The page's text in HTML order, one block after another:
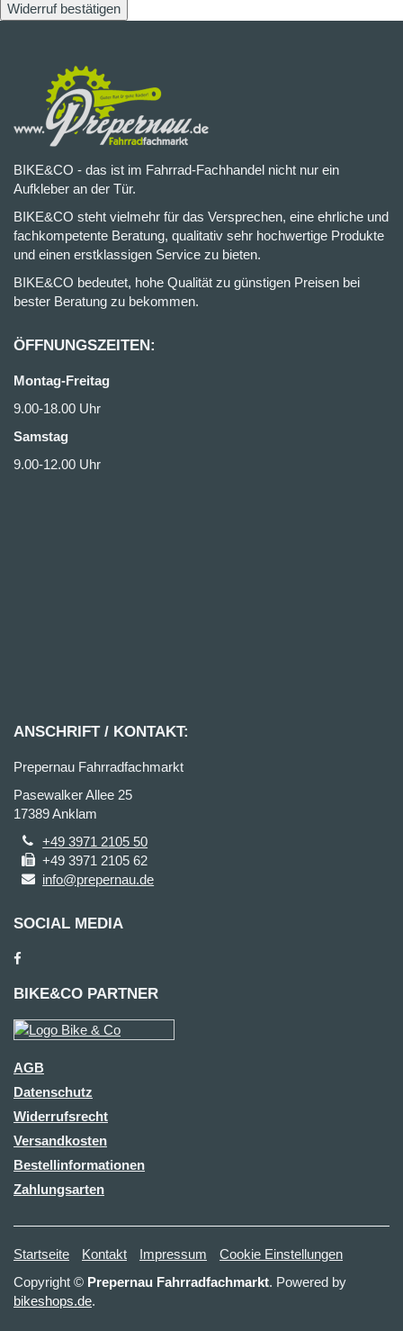
Widerruf bestätigen
BIKE&CO - das ist im Fahrrad-Fachhandel nicht nur ein
Aufkleber an der Tür.
BIKE&CO steht vielmehr für das Versprechen, eine ehrliche und
fachkompetente Beratung, qualitativ sehr hochwertige Produkte
und einen erstklassigen Service zu bieten.
BIKE&CO bedeutet, hohe Qualität zu günstigen Preisen bei
bester Beratung zu bekommen.
ÖFFNUNGSZEITEN:
Montag-Freitag
9.00-18.00 Uhr
Samstag
9.00-12.00 Uhr
ANSCHRIFT / KONTAKT:
Prepernau Fahrradfachmarkt
Pasewalker Allee 25
17389 Anklam
+49 3971 2105 50
+49 3971 2105 62
info@prepernau.de
SOCIAL MEDIA
BIKE&CO PARTNER
AGB
Datenschutz
Widerrufsrecht
Versandkosten
Bestellinformationen
Zahlungsarten
Startseite Kontakt Impressum
Cookie Einstellungen
Copyright © Prepernau Fahrradfachmarkt. Powered by
bikeshops.de.